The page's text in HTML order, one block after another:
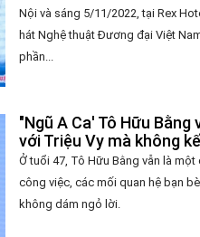
Nội và sáng 5/11/2022, tại Rex
hát Nghệ thuật Đương đại Việt
phần...
"Ngũ A Ca' Tô Hữu
với Triệu Vy mà không
Ở tuổi 47, Tô Hữu Bằng vẫn là
công việc, các mối quan hệ bạn
không dám ngỏ lời.